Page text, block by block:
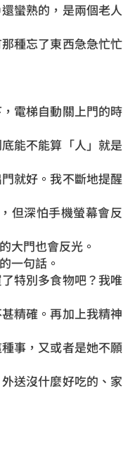
蠻熟的，是兩個老人
種忘了東西急急忙忙
電梯自動關上門的時
能不能算「人」就是
就好。我不斷地提醒
但深怕手機螢幕會反
大門也會反光。
一句話。
特別多食物吧？我唯
精確。再加上我精神
事，又或者是她不願
送沒什麼好吃的、家